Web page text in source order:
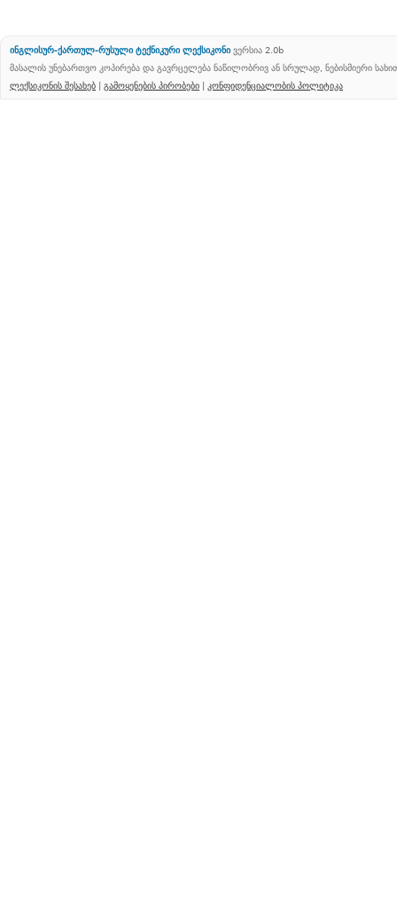
ინგლისურ-ქართულ-რუსული ტექნიკური ლექსიკონი ვერსია 2.0b
მასალის უნებართვო კოპირება და გავრცელება ნაწილობრივ ან სრულად, ნებისმიერი
ლექსიკონის შესახებ | გამოყენების პირობები | კონფიდენციალობის პოლიტიკა